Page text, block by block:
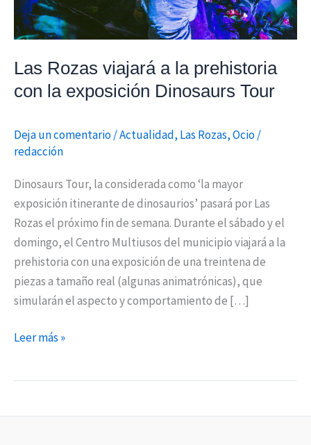
Las Rozas viajará a la prehistoria
con la exposición Dinosaurs Tour
Deja un comentario/Actualidad, Las Rozas,Ocio/
redacción
Dinosaurs Tour, la considerada como ‘la mayor
exposición itinerante de dinosaurios’ pasará por Las
Rozas el próximo fin de semana. Durante el sábado y el
domingo, el Centro Multiusos del municipio viajará a la
prehistoria con una exposición de una treintena de
piezas a tamaño real (algunas animatrónicas), que
simularán el aspecto y comportamiento de […]
exposición
Dinosaurs
Leer más »